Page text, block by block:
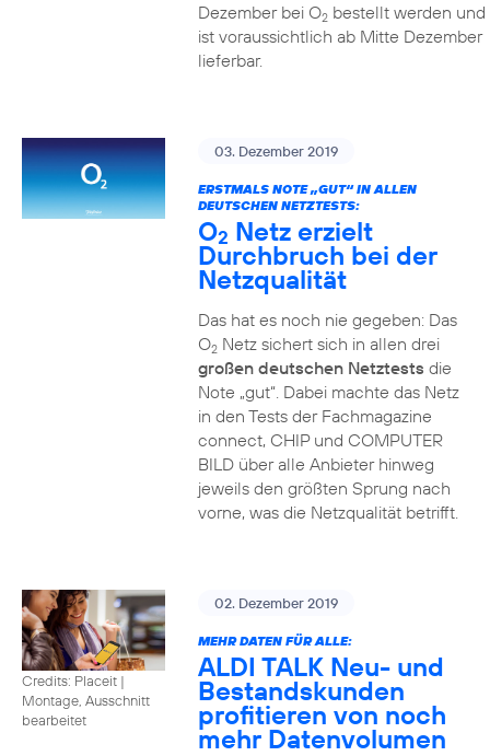
Dezember bei O2bestellt werden und
ist voraussichtlich ab Mitte Dezember
lieferbar.
03. Dezember 2019
ERSTMALS NOTE „GUT“ IN ALLEN
DEUTSCHEN NETZTESTS:
O2 Netz erzielt
Durchbruch bei der
Netzqualität
Das hat es noch nie gegeben: Das
O2Netz sichert sich in allen drei
großen deutschen Netztests die
Note „gut“. Dabei machte das Netz
in den Tests der Fachmagazine
connect, CHIP und COMPUTER
BILD über alle Anbieter hinweg
jeweils den größten Sprung nach
vorne, was die Netzqualität betrifft.
Credits: Placeit |
Montage, Ausschnitt
bearbeitet
02. Dezember 2019
MEHR DATEN FÜR ALLE:
ALDI TALK Neu- und
Bestandskunden
profitieren von noch
mehr Datenvolumen